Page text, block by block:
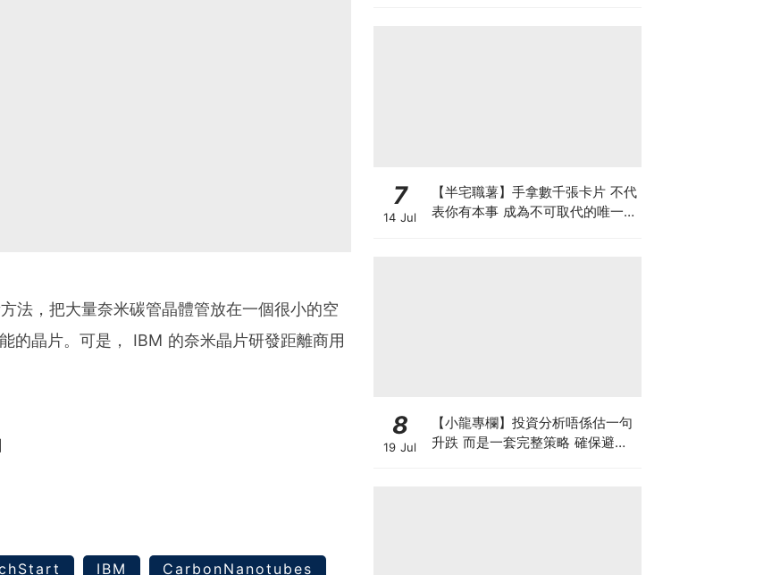
法，把大量奈米碳管晶體管放在一個很小的空
的晶片。可是， IBM 的奈米晶片研發距離商用
‎IBM
CarbonNanotubes
7
14 Jul
【半宅職薯】手拿數千張卡片 不代
表你有本事 成為不可取代的唯一中
8
19 Jul
【小龍專欄】投資分析唔係估一句
升跌 而是一套完整策略 確保避開